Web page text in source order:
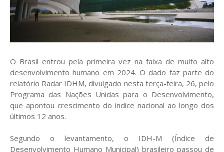
O Brasil entrou pela primeira vez na faixa de muito alto
desenvolvimento humano em 2024. O dado faz parte do
relatório Radar IDHM, divulgado nesta terça-feira, 26, pelo
Programa das Nações Unidas para o Desenvolvimento,
que apontou crescimento do índice nacional ao longo dos
últimos 12 anos.
Segundo o levantamento, o IDH-M (Índice de
Desenvolvimento Humano Municipal) brasileiro passou de